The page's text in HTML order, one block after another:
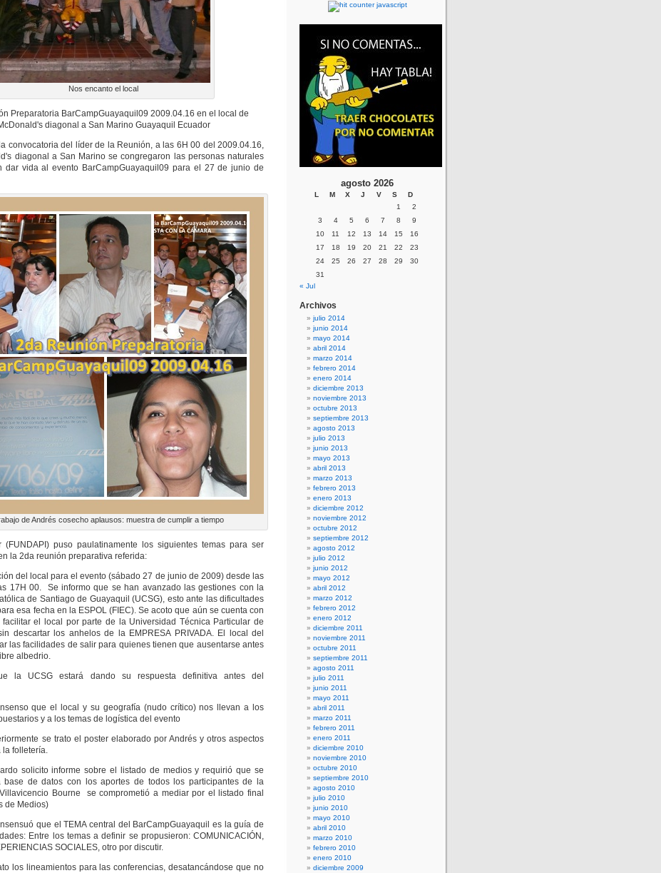
Nos encanto el local
Preparatoria BarCampGuayaquil09 2009.04.16 en el local de
diagonal a San Marino Guayaquil Ecuador
convocatoria del líder de la Reunión, a las 6H 00 del 2009.04.16,
diagonal a San Marino se congregaron las personas naturales
dar vida al evento BarCampGuayaquil09 para el 27 de junio de
de Andrés cosecho aplausos: muestra de cumplir a tiempo
(FUNDAPI) puso paulatinamente los siguientes temas para ser
la 2da reunión preparativa referida:
del local para el evento (sábado 27 de junio de 2009) desde las
17H 00. Se informo que se han avanzado las gestiones con la
de Santiago de Guayaquil (UCSG), esto ante las dificultades
esa fecha en la ESPOL (FIEC). Se acoto que aún se cuenta con
facilitar el local por parte de la Universidad Técnica Particular de
descartar los anhelos de la EMPRESA PRIVADA. El local del
las facilidades de salir para quienes tienen que ausentarse antes
albedrio.
la UCSG estará dando su respuesta definitiva antes del
que el local y su geografía (nudo crítico) nos llevan a los
y a los temas de logística del evento
se trato el poster elaborado por Andrés y otros aspectos
la folletería.
informe sobre el listado de medios y requirió que se
base de datos con los aportes de todos los participantes de la
Bourne se comprometió a mediar por el listado final
de Medios)
que el TEMA central del BarCampGuayaquil es la guía de
Entre los temas a definir se propusieron: COMUNICACIÓN,
SOCIALES, otro por discutir.
lineamientos para las conferencias, desatancándose que no
agosto 2026
L M X J V S
D
1
2
3
4 5 6 7 8
9
10
11 12 13 14 15
16
17
18 19 20 21 22
23
24
25 26 27 28 29
30
31
« Jul
Archivos
julio 2014
junio 2014
mayo 2014
abril 2014
marzo 2014
febrero 2014
enero 2014
diciembre 2013
noviembre 2013
octubre 2013
septiembre 2013
agosto 2013
julio 2013
junio 2013
mayo 2013
abril 2013
marzo 2013
febrero 2013
enero 2013
diciembre 2012
noviembre 2012
octubre 2012
septiembre 2012
agosto 2012
julio 2012
junio 2012
mayo 2012
abril 2012
marzo 2012
febrero 2012
enero 2012
diciembre 2011
noviembre 2011
octubre 2011
septiembre 2011
agosto 2011
julio 2011
junio 2011
mayo 2011
abril 2011
marzo 2011
febrero 2011
enero 2011
diciembre 2010
noviembre 2010
octubre 2010
septiembre 2010
agosto 2010
julio 2010
junio 2010
mayo 2010
abril 2010
marzo 2010
febrero 2010
enero 2010
diciembre 2009